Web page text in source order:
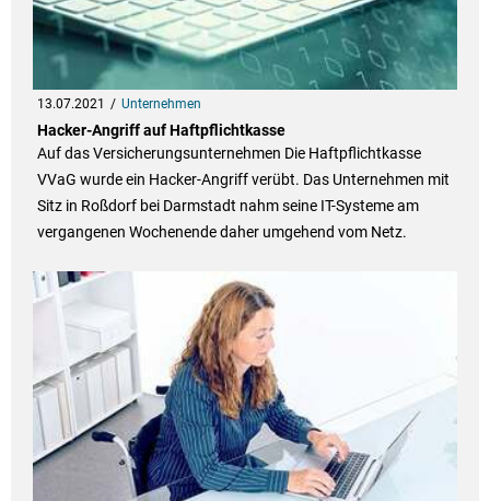
13.07.2021 Unternehmen
Hacker-Angriff auf Haftpflichtkasse
Auf das Versicherungsunternehmen Die Haftpflichtkasse
VVaG wurde ein Hacker-Angriff verübt. Das Unternehmen mit
Sitz in Roßdorf bei Darmstadt nahm seine IT-Systeme am
vergangenen Wochenende daher umgehend vom Netz.